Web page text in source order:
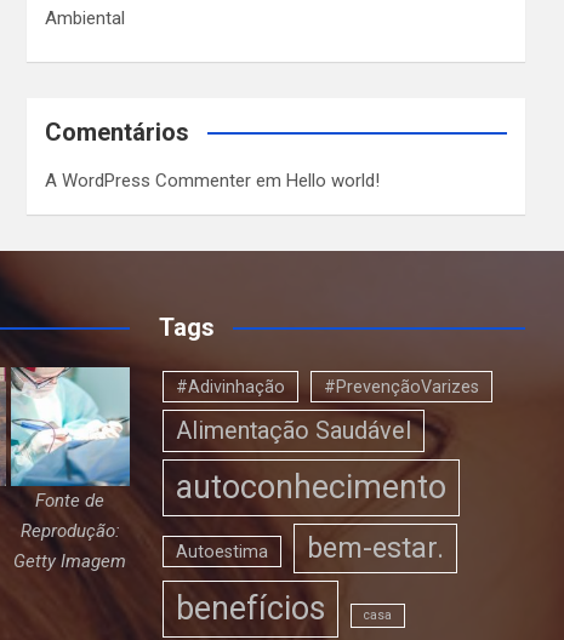
Ambiental
Comentários
A WordPress Commenter emHello world!
Fonte de
Reprodução:
Getty Imagem
Tags
#Adivinhação #PrevençãoVarizes
Alimentação Saudável
autoconhecimento
Autoestima bem-estar.
benefícios casa